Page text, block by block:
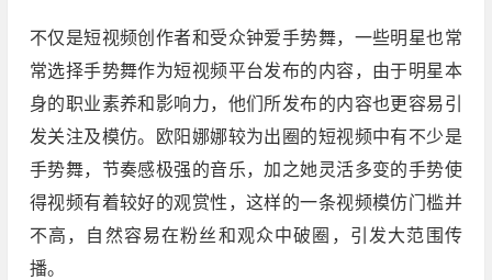
不仅是短视频创作者和受众钟爱手势舞，一些明星也常
常选择手势舞作为短视频平台发布的内容，由于明星本
身的职业素养和影响力，他们所发布的内容也更容易引
发关注及模仿。欧阳娜娜较为出圈的短视频中有不少是
手势舞，节奏感极强的音乐，加之她灵活多变的手势使
得视频有着较好的观赏性，这样的一条视频模仿门槛并
不高，自然容易在粉丝和观众中破圈，引发大范围传
播。